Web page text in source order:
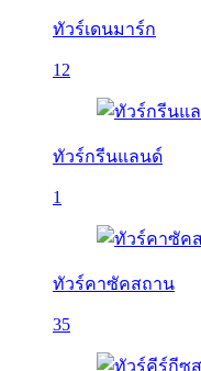
ทัวร์เดนมาร์ก
12
ทัวร์กรีนแลนด์
1
ทัวร์คาซัคสถาน
35